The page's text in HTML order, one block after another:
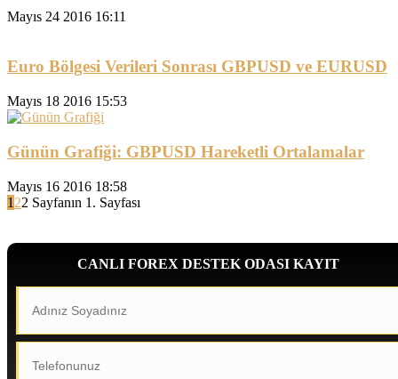
Mayıs 24 2016 16:11
Euro Bölgesi Verileri Sonrası GBPUSD ve EURUSD
Mayıs 18 2016 15:53
Günün Grafiği: GBPUSD Hareketli Ortalamalar
Mayıs 16 2016 18:58
1 22 Sayfanın 1. Sayfası
CANLI FOREX DESTEK ODASI KAYIT